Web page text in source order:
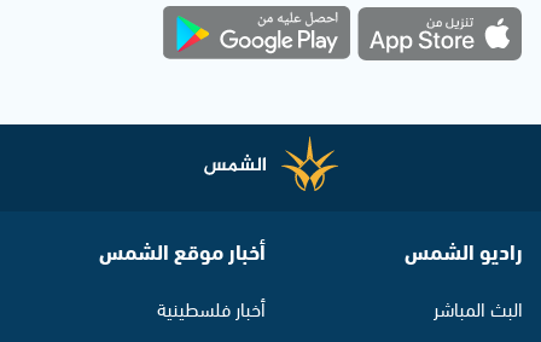
راديو الشمس
البث المباشر
أخبار موقع الشمس
أخبار فلسطينية